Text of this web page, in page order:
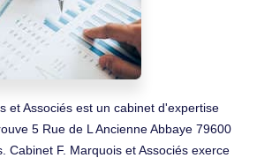
et Associés est un cabinet d'expertise
5 Rue de L Ancienne Abbaye 79600
Cabinet F. Marquois et Associés exerce